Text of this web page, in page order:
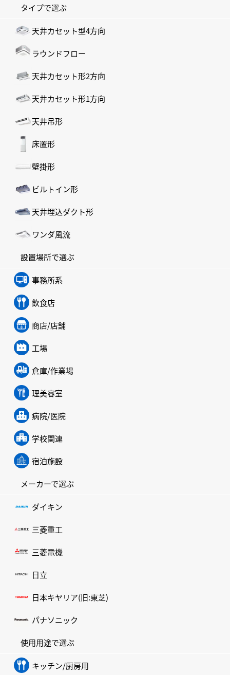
タイプで選ぶ
天井カセット型4方向
ラウンドフロー
天井カセット形2方向
天井カセット形1方向
天井吊形
床置形
壁掛形
ビルトイン形
天井埋込ダクト形
ワンダ風流
設置場所で選ぶ
事務所系
飲食店
商店/店舗
工場
倉庫/作業場
理美容室
病院/医院
学校関連
宿泊施設
メーカーで選ぶ
ダイキン
三菱重工
三菱電機
日立
日本キヤリア(旧:東芝)
パナソニック
使用用途で選ぶ
キッチン/厨房用